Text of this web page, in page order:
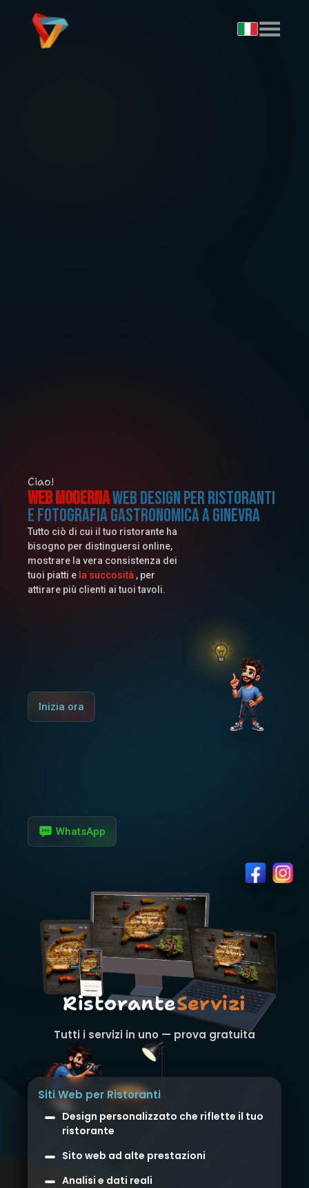
Ciao!
Web ModernaWeb design per ristoranti
e fotografia gastronomica a Ginevra
Tutto ciò di cui il tuo ristorante ha
bisogno per distinguersi online,
mostrare la vera consistenza dei
tuoi piatti e la succosità , per
attirare più clienti ai tuoi tavoli.
Inizia ora
WhatsApp
RistoranteServizi
Tutti i servizi in uno — prova gratuita
Siti Web per Ristoranti
Design personalizzato che riflette il tuo
ristorante
Sito web ad alte prestazioni
Analisi e dati reali